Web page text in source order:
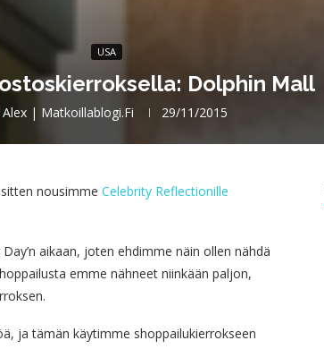
USA
Dolphin Mall
Alex | Matkoillablogi.fi 29/11/2015
nousimme Celebrity Reflectionille
aikaan, joten ehdimme näin ollen nähdä
emme nähneet niinkään paljon,
ja tämän käytimme shoppailukierrokseen